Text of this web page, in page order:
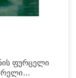
ფურცელი